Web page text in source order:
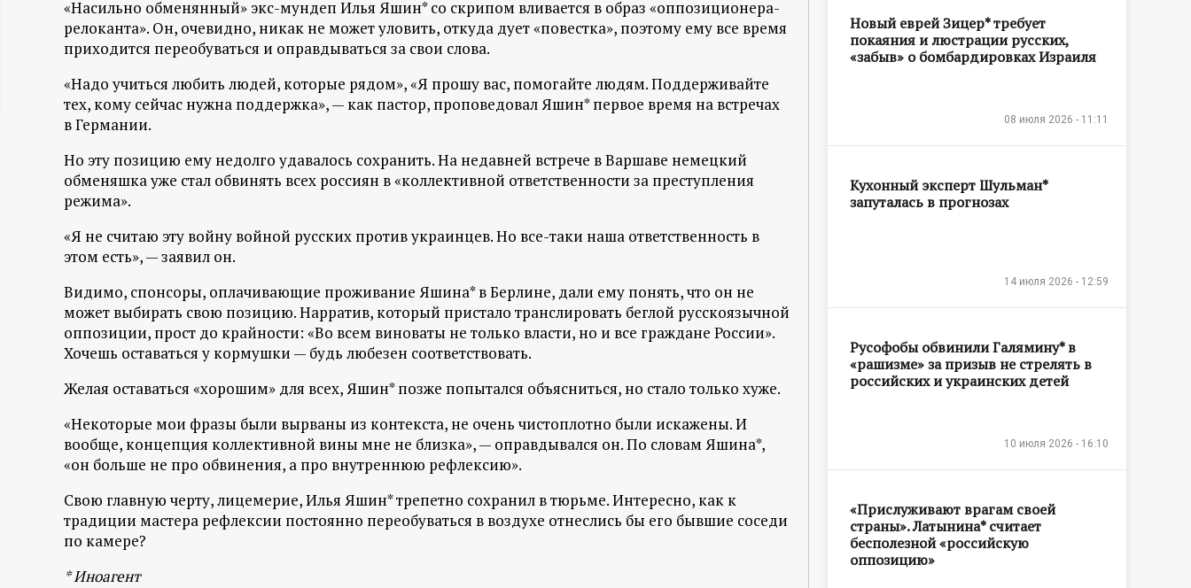
ц
и
о
н
н
ы
й
п
о
т
а
л
«Насильно обменянный» экс-мундеп Илья Яшин* со скрипом вливается в образ «оппозиционера-
релоканта». Он, очевидно, никак не может уловить, откуда дует «повестка», поэтому ему все время
приходится переобуваться и оправдываться за свои слова.
«Надо учиться любить людей, которые рядом», «Я прошу вас, помогайте людям. Поддерживайте
тех, кому сейчас нужна поддержка», — как пастор, проповедовал Яшин* первое время на встречах
в Германии.
Но эту позицию ему недолго удавалось сохранить. На недавней встрече в Варшаве немецкий
обменяшка уже стал обвинять всех россиян в «коллективной ответственности за преступления
режима».
«Я не считаю эту войну войной русских против украинцев. Но все-таки наша ответственность в
этом есть», — заявил он.
Видимо, спонсоры, оплачивающие проживание Яшина* в Берлине, дали ему понять, что он не
может выбирать свою позицию. Нарратив, который пристало транслировать беглой русскоязычной
оппозиции, прост до крайности: «Во всем виноваты не только власти, но и все граждане России».
Хочешь оставаться у кормушки — будь любезен соответствовать.
Желая оставаться «хорошим» для всех, Яшин* позже попытался объясниться, но стало только хуже.
«Некоторые мои фразы были вырваны из контекста, не очень чистоплотно были искажены. И
вообще, концепция коллективной вины мне не близка», — оправдывался он. По словам Яшина*,
«он больше не про обвинения, а про внутреннюю рефлексию».
Свою главную черту, лицемерие, Илья Яшин* трепетно сохранил в тюрьме. Интересно, как к
традиции мастера рефлексии постоянно переобуваться в воздухе отнеслись бы его бывшие соседи
по камере?
* Иноагент
Новый еврей Зицер* требует
покаяния и люстрации русских,
«забыв» о бомбардировках Израиля
08 июля 2026 - 11:11
Кухонный эксперт Шульман*
запуталась в прогнозах
14 июля 2026 - 12:59
Русофобы обвинили Галямину* в
«рашизме» за призыв не стрелять в
российских и украинских детей
10 июля 2026 - 16:10
«Прислуживают врагам своей
страны». Латынина* считает
бесполезной «российскую
оппозицию»